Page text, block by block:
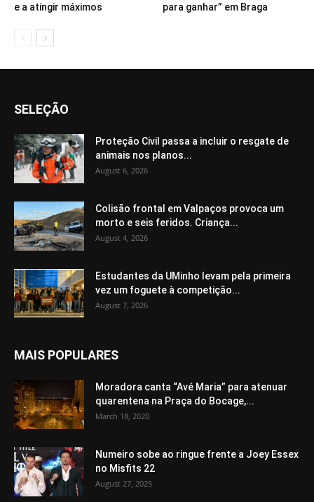
e a atingir máximos
para ganhar” em Braga
SELEÇÃO
Proteção Civil passa a incluir o resgate de
animais nos planos...
August 6, 2026
Colisão frontal em Valpaços provoca um
morto e seis feridos. Criança...
August 4, 2026
Estudantes da UMinho levam pela primeira
vez um foguete à competição...
August 7, 2026
MAIS POPULARES
Moradora canta “Avé Maria” para atenuar
quarentena na Praça do Bocage,...
March 18, 2020
Numeiro sobe ao ringue frente a Joey Essex
no Misfits 22
August 27, 2025